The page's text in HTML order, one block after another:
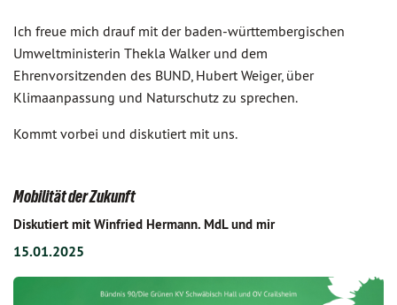
Ich freue mich drauf mit der baden-württembergischen
Umweltministerin Thekla Walker und dem
Ehrenvorsitzenden des BUND, Hubert Weiger, über
Klimaanpassung und Naturschutz zu sprechen.
Kommt vorbei und diskutiert mit uns.
Mobilität der Zukunft
Diskutiert mit Winfried Hermann. MdL und mir
15.01.2025